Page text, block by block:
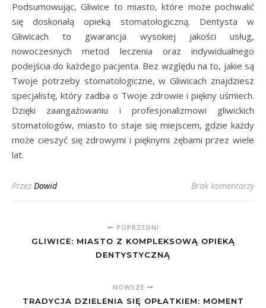
Podsumowując, Gliwice to miasto, które może pochwalić
się doskonałą opieką stomatologiczną. Dentysta w
Gliwicach to gwarancja wysokiej jakości usług,
nowoczesnych metod leczenia oraz indywidualnego
podejścia do każdego pacjenta. Bez względu na to, jakie są
Twoje potrzeby stomatologiczne, w Gliwicach znajdziesz
specjalistę, który zadba o Twoje zdrowie i piękny uśmiech.
Dzięki zaangażowaniu i profesjonalizmowi gliwickich
stomatologów, miasto to staje się miejscem, gdzie każdy
może cieszyć się zdrowymi i pięknymi zębami przez wiele
lat.
Przez Dawid Brak komentarzy
POPRZEDNI
GLIWICE: MIASTO Z KOMPLEKSOWĄ OPIEKĄ
DENTYSTYCZNĄ
NOWSZE
TRADYCJA DZIELENIA SIĘ OPŁATKIEM: MOMENT